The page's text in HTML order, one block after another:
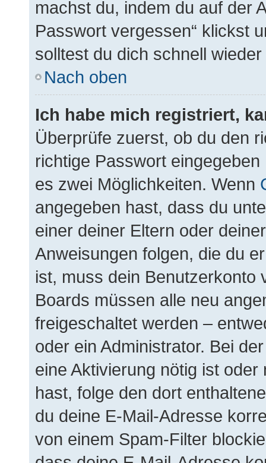
machst du, indem du auf der
Passwort vergessen“ klickst
solltest du dich schnell
Nach oben
Ich habe mich registriert,
Überprüfe zuerst, ob du den
richtige Passwort
es zwei Möglichkeiten. Wenn
angegeben hast, dass du
einer deiner Eltern oder
Anweisungen folgen, die du
ist, muss dein Benutzerkonto
Boards müssen alle neu
freigeschaltet werden –
oder ein Administrator. Bei
eine Aktivierung nötig ist
hast, folge den dort
du deine E-Mail-Adresse
von einem Spam-Filter